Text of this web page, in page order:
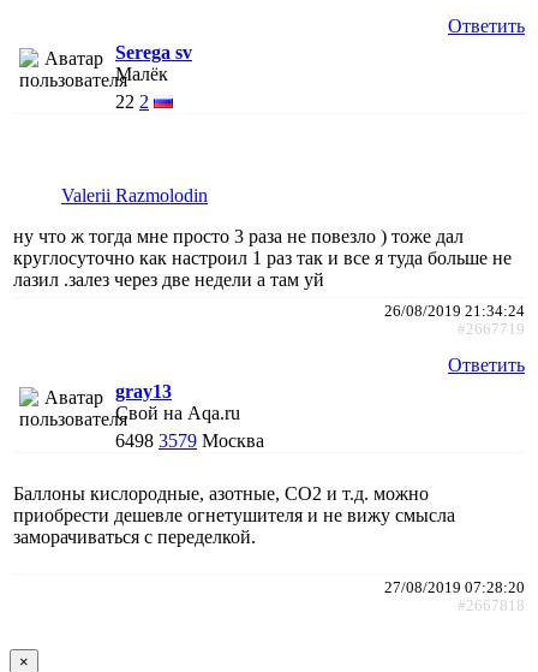
Ответить
Serega sv
Малёк
22 2
Valerii Razmolodin
ну что ж тогда мне просто 3 раза не повезло ) тоже дал
круглосуточно как настроил 1 раз так и все я туда больше не
лазил .залез через две недели а там уй
26/08/2019 21:34:24
#2667719
Ответить
gray13
Свой на Aqa.ru
6498 3579 Москва
Баллоны кислородные, азотные, СО2 и т.д. можно
приобрести дешевле огнетушителя и не вижу смысла
заморачиваться с переделкой.
27/08/2019 07:28:20
#2667818
×